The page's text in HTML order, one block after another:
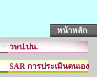
หน้าหลัก
วษป.ปน.
SAR การประเมินตนเอง